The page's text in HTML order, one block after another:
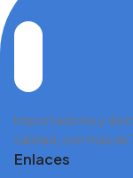
Importadores y
calidad, con más de
Enlaces